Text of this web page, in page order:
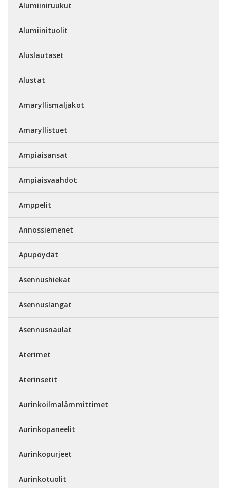
Alumiiniruukut
Alumiinituolit
Aluslautaset
Alustat
Amaryllismaljakot
Amaryllistuet
Ampiaisansat
Ampiaisvaahdot
Amppelit
Annossiemenet
Apupöydät
Asennushiekat
Asennuslangat
Asennusnaulat
Aterimet
Aterinsetit
Aurinkoilmalämmittimet
Aurinkopaneelit
Aurinkopurjeet
Aurinkotuolit